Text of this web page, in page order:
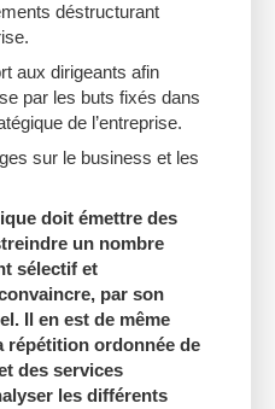
déstructurant
aux dirigeants afin
par les buts fixés dans
de l’entreprise.
sur le business et les
doit émettre des
un nombre
sélectif et
par son
Il en est de même
répétition ordonnée de
des services
les différents